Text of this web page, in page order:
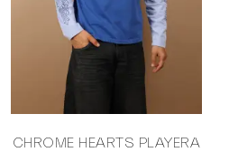
CHROME HEARTS PLAYERA